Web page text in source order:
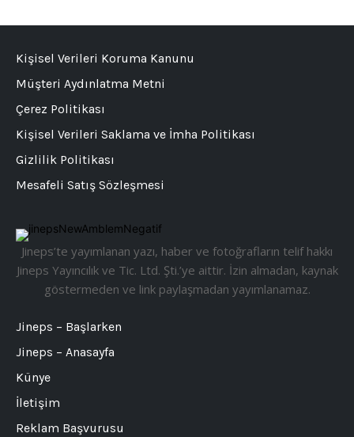
Jineps’te yayımlanan yazı, haber ve fotoğrafların telif hakkı
Jineps Yayıncılık ve Tic. Ltd. Şti.’ye aittir. İzin almadan, kaynak
göstermeden ve link paylaşmadan yayımlanamaz.
Jineps – Başlarken
Jineps – Anasayfa
Künye
İletişim
Reklam Başvurusu
Kişisel Verileri Koruma Kanunu
Müşteri Aydınlatma Metni
Çerez Politikası
Kişisel Verileri Saklama ve İmha Politikası
Gizlilik Politikası
Mesafeli Satış Sözleşmesi